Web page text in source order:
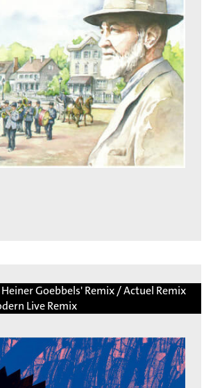
Goebbels' Remix / Actuel Remix
Live Remix